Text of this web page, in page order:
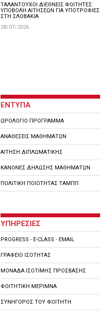
ΤΑΛΑΝΤΟΥΧΟΙ ΔΙΕΘΝΕΙΣ ΦΟΙΤΗΤΕΣ:
ΥΠΟΒΟΛΗ ΑΙΤΗΣΕΩΝ ΓΙΑ ΥΠΟΤΡΟΦΙΕΣ
ΣΤΗ ΣΛΟΒΑΚΙΑ
28/07/2026
ΕΝΤΥΠΑ
ΩΡΟΛΟΓΙΟ ΠΡΟΓΡΑΜΜΑ
ΑΝΑΘΕΣΕΙΣ ΜΑΘΗΜΑΤΩΝ
ΑΙΤΗΣΗ ΔΙΠΛΩΜΑΤΙΚΗΣ
ΚΑΝΟΝΕΣ ΔΗΛΩΣΗΣ ΜΑΘΗΜΑΤΩΝ
ΠΟΛΙΤΙΚΗ ΠΟΙΟΤΗΤΑΣ ΤΑΜΠΠ
ΥΠΗΡΕΣΙΕΣ
PROGRESS - E-CLASS - EMAIL
ΓΡΑΦΕΙΟ ΙΣΟΤΗΤΑΣ
ΜΟΝΑΔΑ ΙΣΟΤΙΜΗΣ ΠΡΟΣΒΑΣΗΣ
ΦΟΙΤΗΤΙΚΗ ΜΕΡΙΜΝΑ
ΣΥΝΗΓΟΡΟΣ ΤΟΥ ΦΟΙΤΗΤΗ